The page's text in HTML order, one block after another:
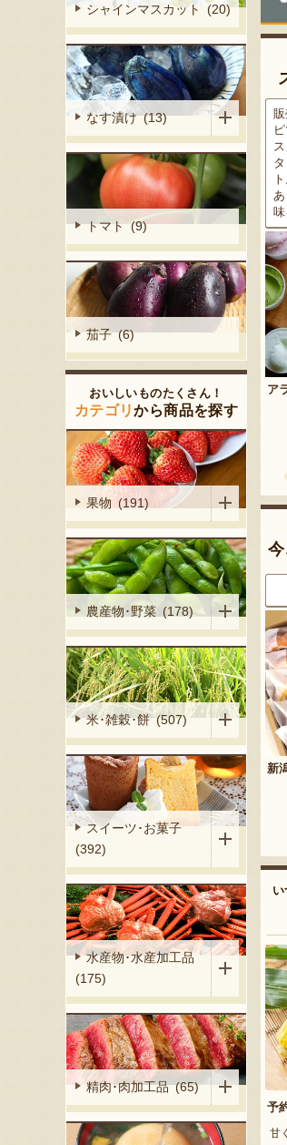
シャインマスカット (20)
なす漬け (13)
トマト (9)
茄子 (6)
おいしいものたくさん！
カテゴリから商品を探す
果物 (191)
農産物･野菜 (178)
米･雑穀･餅 (507)
スイーツ･お菓子
(392)
水産物･水産加工品
(175)
精肉･肉加工品 (65)
販売当初から変わらないレシ
ピで作る「アラモードアイ
ス」と、素材を活かした「イ
タリアンジェラート」のセッ
ト。独自の口どけと、濃密で
ありながらさっぱりとした後
味をお楽しみください！
アラモードアイス・ジェラート
『アラモード・キムラ』
予
作所の爪や
スリ製作所』
8月9日 00:23 [新潟県]
新潟県産焼きドーナツ
『しばうま本舗』
栃
予
甘